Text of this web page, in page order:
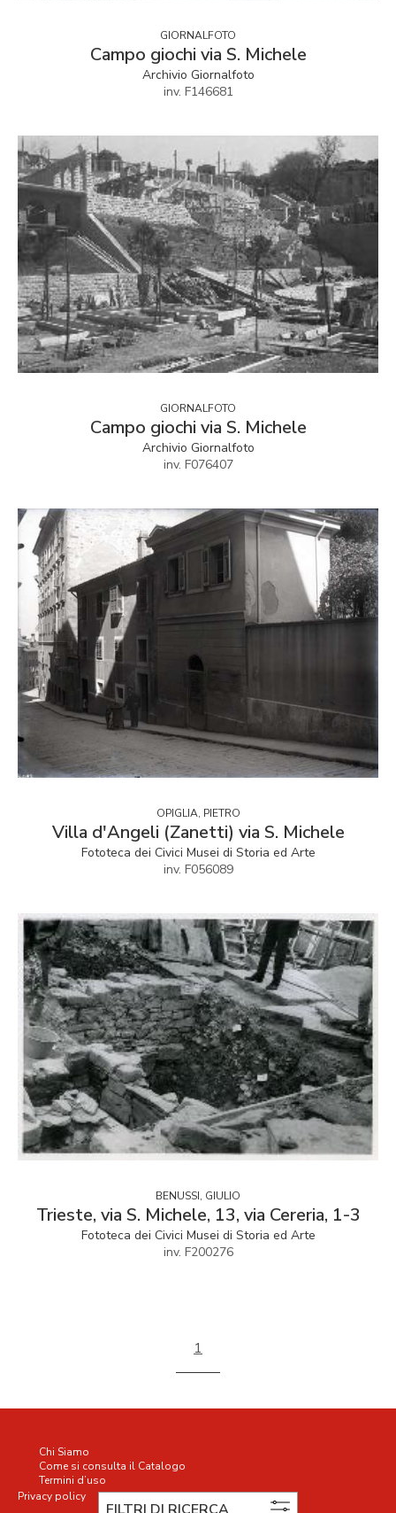
GIORNALFOTO
Campo giochi via S. Michele
Archivio Giornalfoto
inv. F146681
GIORNALFOTO
Campo giochi via S. Michele
Archivio Giornalfoto
inv. F076407
OPIGLIA, PIETRO
Villa d'Angeli (Zanetti) via S. Michele
Fototeca dei Civici Musei di Storia ed Arte
inv. F056089
BENUSSI, GIULIO
Trieste, via S. Michele, 13, via Cereria, 1-3
Fototeca dei Civici Musei di Storia ed Arte
inv. F200276
1
Chi Siamo
Come si consulta il Catalogo
Termini d’uso
Privacy policy
Cookie policy